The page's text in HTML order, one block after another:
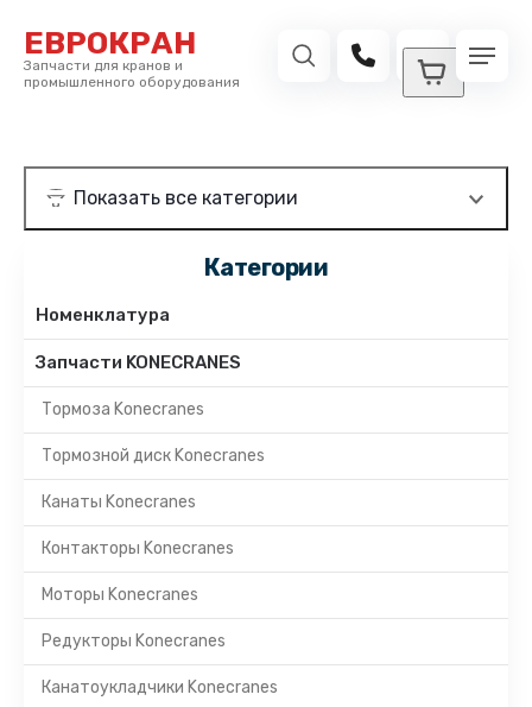
ЕВРОКРАН
Запчасти для кранов и
промышленного оборудования
Категории
Номенклатура
Запчасти KONECRANES
Тормоза Konecranes
Тормозной диск Konecranes
Канаты Konecranes
Контакторы Konecranes
Моторы Konecranes
Редукторы Konecranes
Канатоукладчики Konecranes